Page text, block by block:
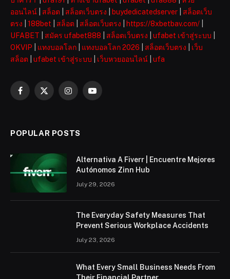
ออนไลน์
สล็อต สล็อตเว็บตรง buydedicatedserver
สล็อตเว็บ
ตรง
188bet สล็อต สล็อตเว็บตรง https://8xbetbav.com/
UFABET
สมัคร ufabet888 สล็อตเว็บตรง ufabet เข้าสู่ระบบ
OKVIP
แทงบอลโลก แทงบอลโลก 2026 สล็อตเว็บตรง
เว็บ
สล็อต
ufabet เข้าสู่ระบบ เว็บหวยออนไลน์ ufa
Facebook
X
InstagramYouTube
POPULAR POSTS
Alternativa A Fiverr | Encuentre Mejores
Autónomos Zinn Hub
July 29, 2026
The Everyday Safety Measures That
Prevent Serious Workplace Accidents
July 23, 2026
What Every Small Business Needs From